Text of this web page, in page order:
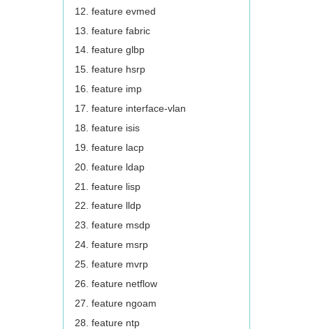
feature evmed
feature fabric
feature glbp
feature hsrp
feature imp
feature interface-vlan
feature isis
feature lacp
feature ldap
feature lisp
feature lldp
feature msdp
feature msrp
feature mvrp
feature netflow
feature ngoam
feature ntp